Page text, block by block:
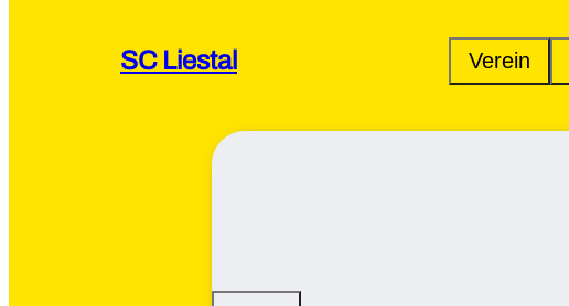
SC Liestal Verein